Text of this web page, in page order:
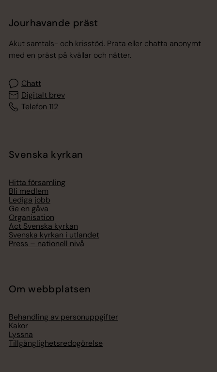
Jourhavande präst
Akut samtals- och krisstöd. Prata eller chatta anonymt
med en präst på kvällar och nätter.
Chatt
Digitalt brev
Telefon 112
Svenska kyrkan
Hitta församling
Bli medlem
Lediga jobb
Ge en gåva
Organisation
Act Svenska kyrkan
Svenska kyrkan i utlandet
Press – nationell nivå
Om webbplatsen
Behandling av personuppgifter
Kakor
Lyssna
Tillgänglighetsredogörelse